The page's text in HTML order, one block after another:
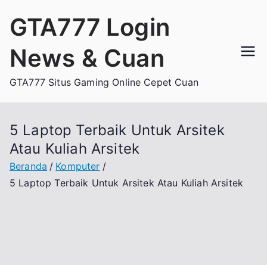
GTA777 Login
News & Cuan
GTA777 Situs Gaming Online Cepet Cuan
5 Laptop Terbaik Untuk Arsitek
Atau Kuliah Arsitek
Beranda
Komputer
5 Laptop Terbaik Untuk Arsitek Atau Kuliah Arsitek